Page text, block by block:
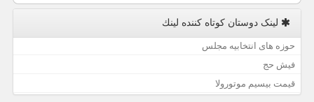
لینک دوستان كوتاه كننده لینك
حوزه های انتخابیه مجلس
فیش حج
قیمت بیسیم موتورولا